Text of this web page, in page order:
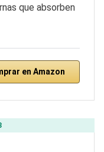
que absorben
en Amazon